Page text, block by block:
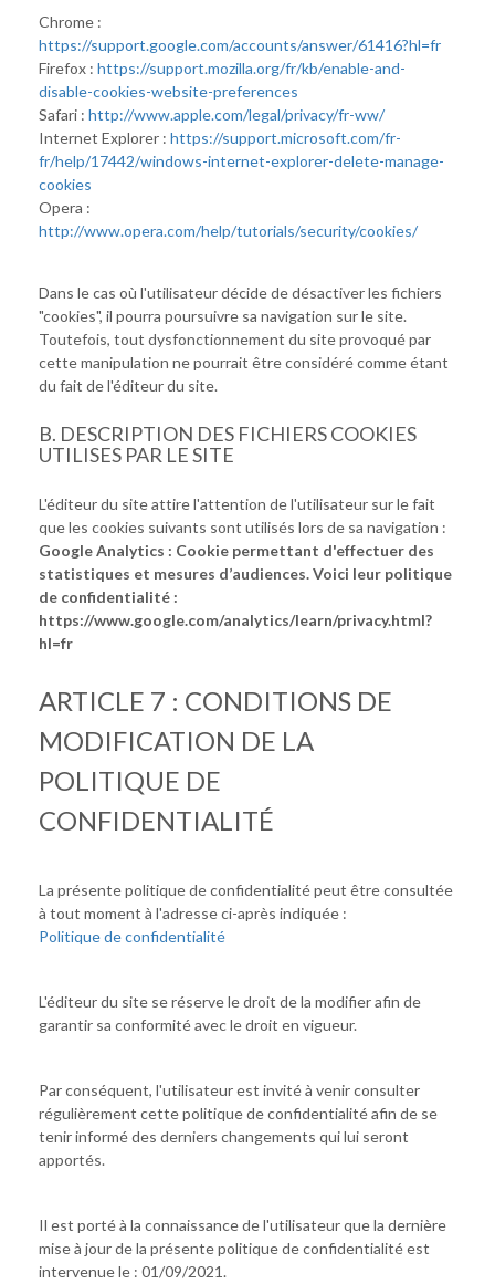
Chrome :
https://support.google.com/accounts/answer/61416?hl=fr
Firefox : https://support.mozilla.org/fr/kb/enable-and-
disable-cookies-website-preferences
Safari : http://www.apple.com/legal/privacy/fr-ww/
Internet Explorer : https://support.microsoft.com/fr-
fr/help/17442/windows-internet-explorer-delete-manage-
cookies
Opera :
http://www.opera.com/help/tutorials/security/cookies/
Dans le cas où l'utilisateur décide de désactiver les fichiers
"cookies", il pourra poursuivre sa navigation sur le site.
Toutefois, tout dysfonctionnement du site provoqué par
cette manipulation ne pourrait être considéré comme étant
du fait de l'éditeur du site.
B. DESCRIPTION DES FICHIERS COOKIES
UTILISES PAR LE SITE
L'éditeur du site attire l'attention de l'utilisateur sur le fait
que les cookies suivants sont utilisés lors de sa navigation :
Google Analytics : Cookie permettant d'effectuer des
statistiques et mesures d’audiences. Voici leur politique
de confidentialité :
https://www.google.com/analytics/learn/privacy.html?
hl=fr
ARTICLE 7 : CONDITIONS DE
MODIFICATION DE LA
POLITIQUE DE
CONFIDENTIALITÉ
La présente politique de confidentialité peut être consultée
à tout moment à l'adresse ci-après indiquée :
Politique de confidentialité
L'éditeur du site se réserve le droit de la modifier afin de
garantir sa conformité avec le droit en vigueur.
Par conséquent, l'utilisateur est invité à venir consulter
régulièrement cette politique de confidentialité afin de se
tenir informé des derniers changements qui lui seront
apportés.
Il est porté à la connaissance de l'utilisateur que la dernière
mise à jour de la présente politique de confidentialité est
intervenue le : 01/09/2021.